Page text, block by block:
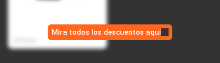
USB Power Bank 10.000
mAh - Negro
$ 169.990,00
$ 94.990,00
Mira todos los descuentos aquí